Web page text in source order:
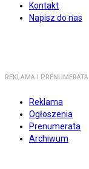
Kontakt
Napisz do nas
REKLAMA I PRENUMERATA
Reklama
Ogłoszenia
Prenumerata
Archiwum